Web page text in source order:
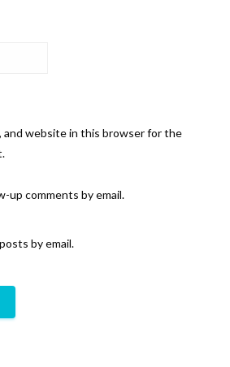
and website in this browser for the
up comments by email.
by email.